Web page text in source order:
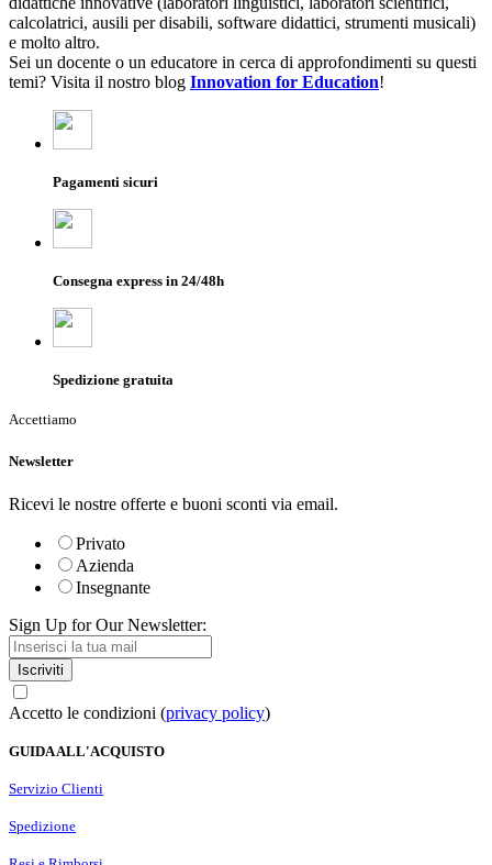
calcolatrici, ausili per disabili, software didattici, strumenti musicali)
e molto altro.
Sei un docente o un educatore in cerca di approfondimenti su questi
temi? Visita il nostro blog Innovation for Education!
Pagamenti sicuri
Consegna express in 24/48h
Spedizione gratuita
Accettiamo
Newsletter
Ricevi le nostre offerte e buoni sconti via email.
Privato
Azienda
Insegnante
Sign Up for Our Newsletter:
Iscriviti
Accetto le condizioni (privacy policy)
GUIDA ALL'ACQUISTO
Servizio Clienti
Spedizione